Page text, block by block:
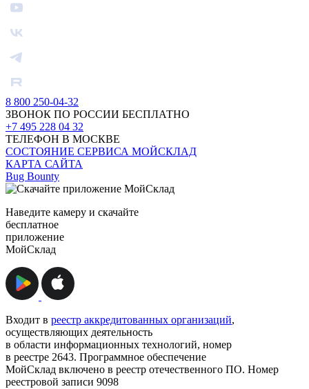
8 800 250-04-32
ЗВОНОК ПО РОССИИ БЕСПЛАТНО
+7 495 228 04 32
ТЕЛЕФОН В МОСКВЕ
СОСТОЯНИЕ СЕРВИСА МОЙСКЛАД
КАРТА САЙТА
Bug Bounty
Наведите камеру и скачайте
бесплатное
приложение
МойСклад
Входит в реестр аккредитованных организаций,
осуществляющих деятельность
в области информационных технологий, номер
в реестре 2643. Программное обеспечение
МойСклад включено в реестр отечественного ПО. Номер
реестровой записи 9098